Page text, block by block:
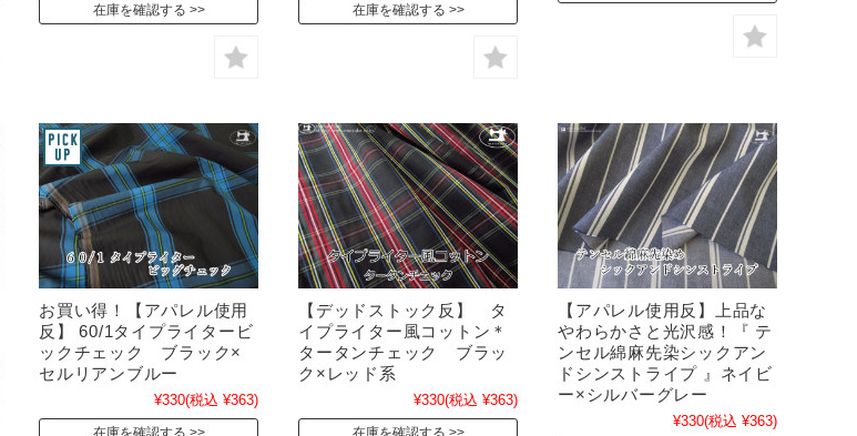
在庫を確認する 在庫を確認する
お買い得！【アパレル使用
反】 60/1タイプライタービ
ックチェック ブラック×
セルリアンブルー
¥330(税込 ¥363)
在庫を確認する
【デッドストック反】 タ
イプライター風コットン＊
タータンチェック ブラッ
ク×レッド系
¥330(税込 ¥363)
在庫を確認する
【アパレル使用反】上品な
やわらかさと光沢感！『 テ
ンセル綿麻先染シックアン
ドシンストライプ 』ネイビ
ー×シルバーグレー
¥330(税込 ¥363)